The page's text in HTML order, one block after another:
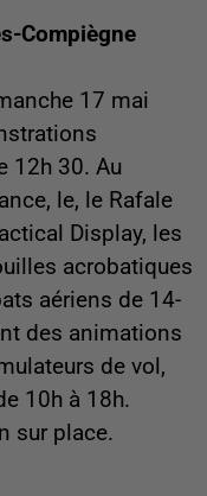
Compiègne
17 mai
12h 30. Au
le, le Rafale
Display, les
acrobatiques
aériens de 14-
des animations
de vol,
10h à 18h.
sur place.